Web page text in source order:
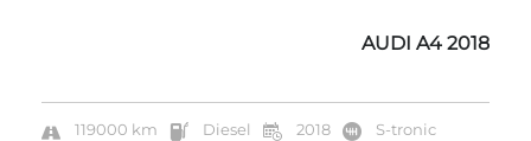
AUDI A4 2018
119000 km Diesel 2018 S-tronic